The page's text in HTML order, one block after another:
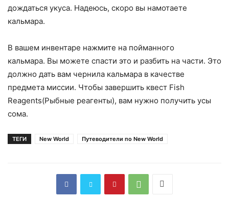
дождаться укуса. Надеюсь, скоро вы намотаете
кальмара.
В вашем инвентаре нажмите на пойманного
кальмара. Вы можете спасти это и разбить на части. Это
должно дать вам чернила кальмара в качестве
предмета миссии. Чтобы завершить квест Fish
Reagents(Рыбные реагенты), вам нужно получить усы
сома.
ТЕГИ New World Путеводители по New World